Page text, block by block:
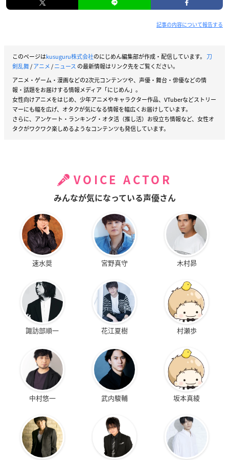
記事の内容について報告する
このページはkusuguru株式会社のにじめん編集部が作成・配信しています。 刀
剣乱舞/アニメ/ニュース の最新情報はリンク先をご覧ください。
アニメ・ゲーム・漫画などの2次元コンテンツや、声優・舞台・俳優などの情
報・話題をお届けする情報メディア「にじめん」。
女性向けアニメをはじめ、少年アニメやキャラクター作品、VTuberなどストリー
マーにも幅を広げ、オタクが気になる情報を幅広くお届けしています。
さらに、アンケート・ランキング・オタ活（推し活）お役立ち情報など、女性オ
タクがワクワク楽しめるようなコンテンツも発信しています。
VOICE ACTOR
みんなが気になっている声優さん
速水奨 宮野真守 木村昴
諏訪部順一 花江夏樹 村瀬歩
中村悠一 武内駿輔 坂本真綾